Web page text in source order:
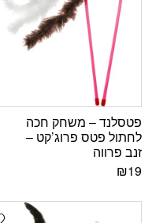
פטסלנד – משחק חכה
לחתול פטס פרוג’קט –
זנב פרווה
₪19